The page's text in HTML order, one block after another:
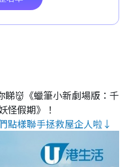
睇👹《蠟筆小新劇場版：千
怪假期》！
點樣聯手拯救屋企人啦↓